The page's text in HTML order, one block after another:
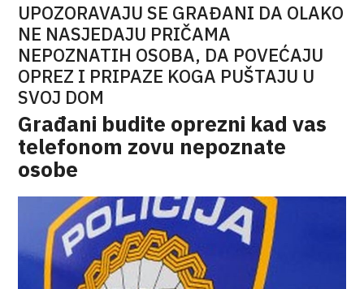
UPOZORAVAJU SE GRAĐANI DA OLAKO
NE NASJEDAJU PRIČAMA
NEPOZNATIH OSOBA, DA POVEĆAJU
OPREZ I PRIPAZE KOGA PUŠTAJU U
SVOJ DOM
Građani budite oprezni kad vas
telefonom zovu nepoznate
osobe